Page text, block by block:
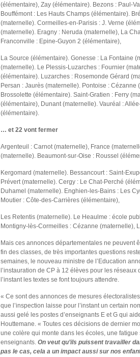
(élémentaire), Zay (élémentaire). Bezons : Paul-
Bouffémont : Les Hauts Champs (élémentaire).
(maternelle). Cormeilles-en-Parisis : J. Verne
(maternelle). Eragny : Neruda (maternelle), La
Franconville : Epine-Guyon 2 (élémentaire),
La Source (élémentaire). Gonesse : La Fontaine
(maternelle). Le Plessis-Luzarches : Fournier
(élémentaire). Luzarches : Rosemonde Gérard
Persan : Jaurès (maternelle). Pontoise :
Brossolette (élémentaire). Saint-Gratien : Ferry
(élémentaire), Dunant (maternelle). Vauréal :
(élémentaire).
… et 22 vont fermer
Argenteuil : Carnot (maternelle), France
(maternelle). Beaumont-sur-Oise : Roussel
Kergomard (maternelle). Bessancourt : Saint-
Prévert (maternelle). Cergy : Le Chat-Perché
Duhamel (maternelle). Enghien-les-Bains : Les
Moutier : Côte-des-Carrières (élémentaire),
Les Retentis (maternelle). Le Heaulme : école
Montigny-lès-Cormeilles : Cézanne (maternelle),
Mais ces annonces départementales ne peuvent
fin des classes, de très importantes questions
semaines, le nouveau ministre de l’Education
l’instauration de CP à 12 élèves pour les
l’instant les textes se font toujours attendre.
« Ce sont des annonces de mesures
que l’inspection laisse pour l’instant un certain
aussi gelé les postes d’enseignants E et G qui
Houttemane. « Toutes ces décisions de dernier
une colère qui monte dans les écoles, une
enseignants. On veut qu’ils puissent travailler
pas le cas, cela a un impact aussi sur nos